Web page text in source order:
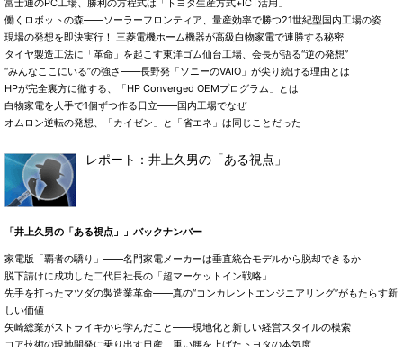
富士通のPC工場、勝利の方程式は「トヨタ生産方式+ICT活用」
働くロボットの森――ソーラーフロンティア、量産効率で勝つ21世紀型国内工場の姿
現場の発想を即決実行！ 三菱電機ホーム機器が高級白物家電で連勝する秘密
タイヤ製造工法に「革命」を起こす東洋ゴム仙台工場、会長が語る“逆の発想”
“みんなここにいる”の強さ――長野発「ソニーのVAIO」が尖り続ける理由とは
HPが完全裏方に徹する、「HP Converged OEMプログラム」とは
白物家電を人手で1個ずつ作る日立――国内工場でなぜ
オムロン逆転の発想、「カイゼン」と「省エネ」は同じことだった
レポート：井上久男の「ある視点」
「井上久男の「ある視点」」バックナンバー
家電版「覇者の驕り」――名門家電メーカーは垂直統合モデルから脱却できるか
脱下請けに成功した二代目社長の「超マーケットイン戦略」
先手を打ったマツダの製造業革命――真の“コンカレントエンジニアリング”がもたらす新
しい価値
矢崎総業がストライキから学んだこと――現地化と新しい経営スタイルの模索
コア技術の現地開発に乗り出す日産、重い腰を上げたトヨタの本気度